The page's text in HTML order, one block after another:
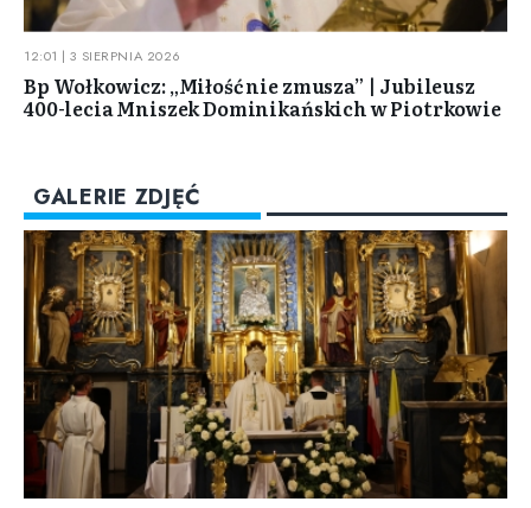
12:01 | 3 SIERPNIA 2026
Bp Wołkowicz: „Miłość nie zmusza” | Jubileusz
400-lecia Mniszek Dominikańskich w Piotrkowie
GALERIE ZDJĘĆ